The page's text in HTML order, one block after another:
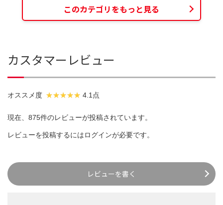
このカテゴリをもっと見る
カスタマーレビュー
オススメ度 4.1点
現在、875件のレビューが投稿されています。
レビューを投稿するにはログインが必要です。
レビューを書く